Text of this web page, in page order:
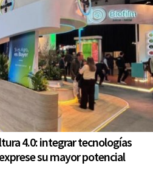
4.0: integrar tecnologías
su mayor potencial